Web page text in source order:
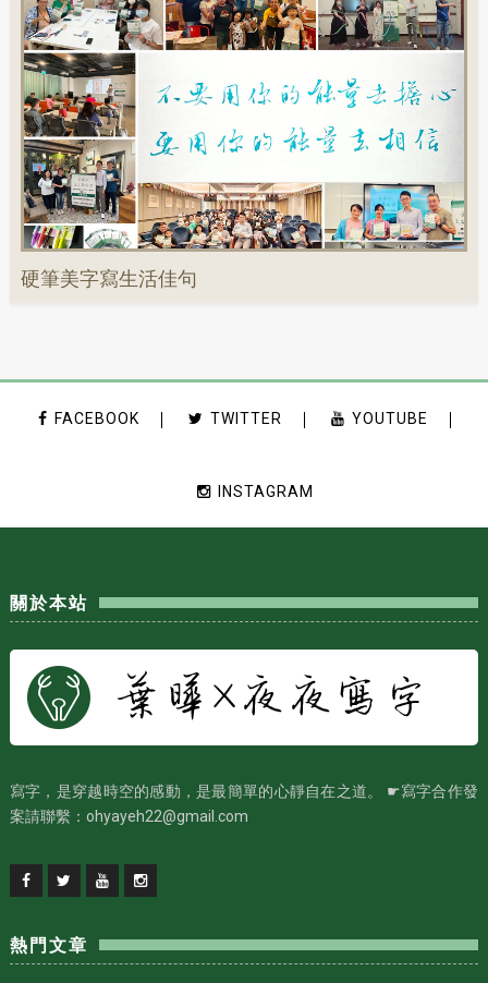
硬筆美字寫生活佳句
FACEBOOK TWITTER YOUTUBE
INSTAGRAM
關於本站
寫字，是穿越時空的感動，是最簡單的心靜自在之道。 ☛寫字合作發
案請聯繫：ohyayeh22@gmail.com
熱門文章